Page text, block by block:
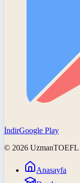
İndirGoogle Play
© 2026 UzmanTOEFL
Anasayfa